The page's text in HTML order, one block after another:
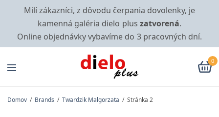
Milí zákazníci, z dôvodu čerpania dovolenky, je
kamenná galéria dielo plus zatvorená.
Online objednávky vybavíme do 3 pracovných dní.
0
Domov / Brands / Twardzik Malgorzata / Stránka 2